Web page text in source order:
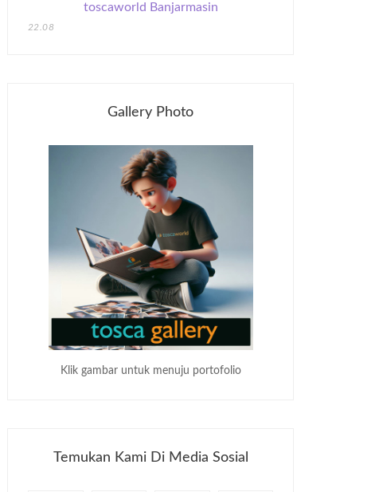
toscaworld Banjarmasin
22.08
Gallery Photo
Klik gambar untuk menuju portofolio
Temukan Kami Di Media Sosial